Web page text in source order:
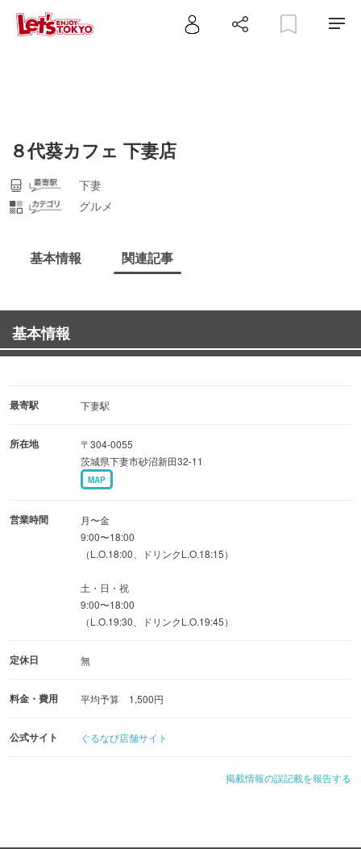
８代葵カフェ 下妻店
下妻
グルメ
基本情報 関連記事
基本情報
最寄駅 下妻駅
所在地
〒304-0055
茨城県下妻市砂沼新田32-11
MAP
営業時間
月〜金
9:00〜18:00
（L.O.18:00、ドリンクL.O.18:15）
土・日・祝
9:00〜18:00
（L.O.19:30、ドリンクL.O.19:45）
定休日 無
料金・費用 平均予算 1,500円
公式サイト ぐるなび店舗サイト
掲載情報の誤記載を報告する